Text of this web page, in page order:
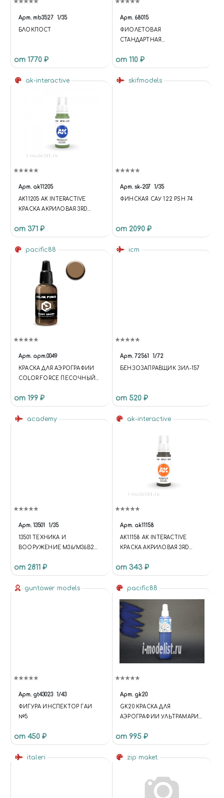
Арт. mb3527 1/35
БЛОКПОСТ
от 1770 ₽
Арт. 68015
ФИОЛЕТОВАЯ
СТАНДАРТНАЯ
от 110 ₽
ak-interactive
Арт. ak11205
AK11205 AK INTERACTIVE
КРАСКА АКРИЛОВАЯ 3RD
МЕТАЛЛИЧЕСКИЙ ЗЕЛЁНЫЙ,
17 МЛ
от 371 ₽
skifmodels
Арт. sk-207 1/35
ФИНСКАЯ САУ 122 PSH 74
от 2090 ₽
pacific88
Арт. арт.0049
КРАСКА ДЛЯ АЭРОГРАФИИ
COLOR FORCE ПЕСОЧНЫЙ
BROWN)
от 199 ₽
icm
Арт. 72561 1/72
БЕНЗОЗАПРАВЩИК ЗИЛ-157
от 520 ₽
academy
Арт. 13501 1/35
13501 ТЕХНИКА И
ВООРУЖЕНИЕ M36/M36B2
BULGE"
от 2811 ₽
ak-interactive
Арт. ak11158
AK11158 AK INTERACTIVE
КРАСКА АКРИЛОВАЯ 3RD
"СВЕТООТРАЖАЮЩИЙ
ЗЕЛЁНЫЙ", 17 МЛ
от 343 ₽
guntower models
Арт. gt43023 1/43
ФИГУРА ИНСПЕКТОР ГАИ
№5
от 450 ₽
pacific88
Арт. gk20
GK20 КРАСКА ДЛЯ
АЭРОГРАФИИ УЛЬТРАМАРИН
от 995 ₽
italeri zip maket